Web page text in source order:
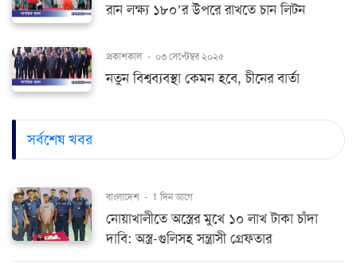
রান লক্ষ্য ১৮০’র উপরে রাখতে চান লিটন
প্রকাশকাল - ০৩ সেপ্টেম্বর ২০২৫
নতুন বিশ্বব্যবস্থা কেমন হবে, চীনের বার্তা
সর্বশেষ খবর
বাংলাদেশ - 1 দিন আগে
নোয়াখালীতে অস্ত্রের মুখে ১০ লাখ টাকা চাঁদা
দাবি: অস্ত্র-গুলিসহ সন্ত্রাসী গ্রেফতার